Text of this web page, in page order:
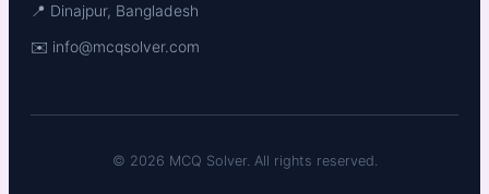
📍 Dinajpur, Bangladesh
✉️ info@mcqsolver.com
© 2026 MCQ Solver. All rights reserved.